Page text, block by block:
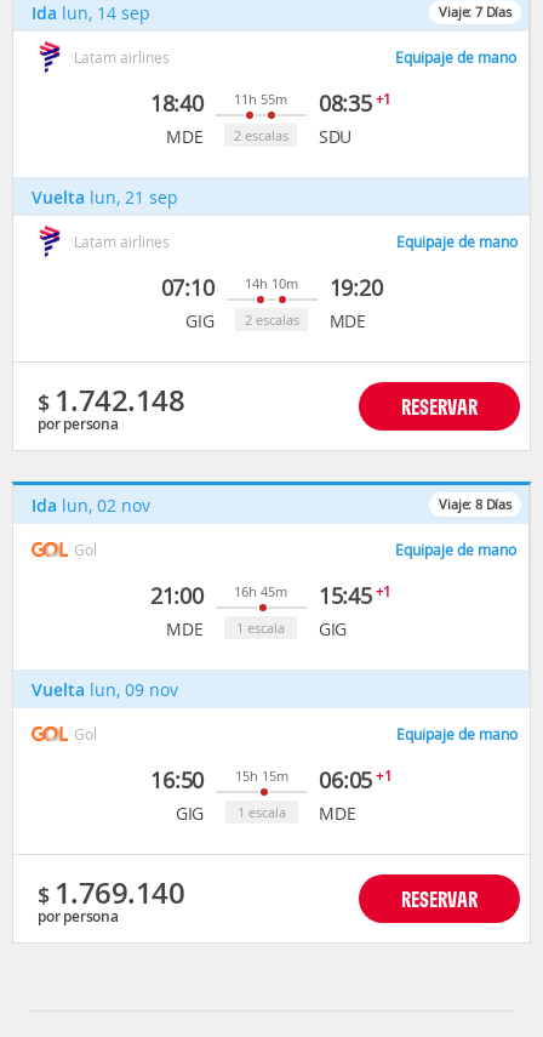
Viaje: 7 Días
Ida lun, 14 sep
Latam airlines Equipaje de mano
18:40
MDE
11h 55m
2 escalas
08:35+1
SDU
Vuelta lun, 21 sep
Latam airlines Equipaje de mano
07:10
GIG
14h 10m
2 escalas
19:20
MDE
$ 1.742.148
por persona
RESERVAR
Viaje: 8 Días
Ida lun, 02 nov
Gol Equipaje de mano
21:00
MDE
16h 45m
1 escala
15:45+1
GIG
Vuelta lun, 09 nov
Gol Equipaje de mano
16:50
GIG
15h 15m
1 escala
06:05+1
MDE
$ 1.769.140
por persona
RESERVAR